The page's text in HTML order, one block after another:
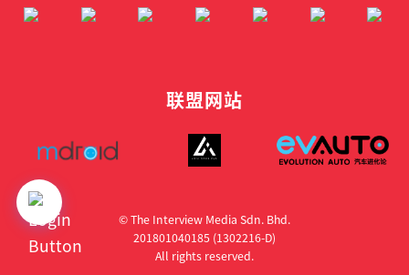
联盟网站
© The Interview Media Sdn. Bhd.
201801040185 (1302216­-D)
All rights reserved.